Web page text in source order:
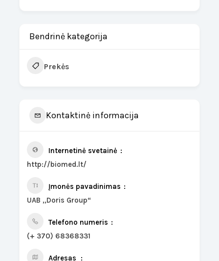
Bendrinė kategorija
Prekės
Kontaktinė informacija
Internetinė svetainė
http://biomed.lt/
Įmonės pavadinimas
UAB ,,Doris Group“
Telefono numeris
(+ 370) 68368331
Adresas